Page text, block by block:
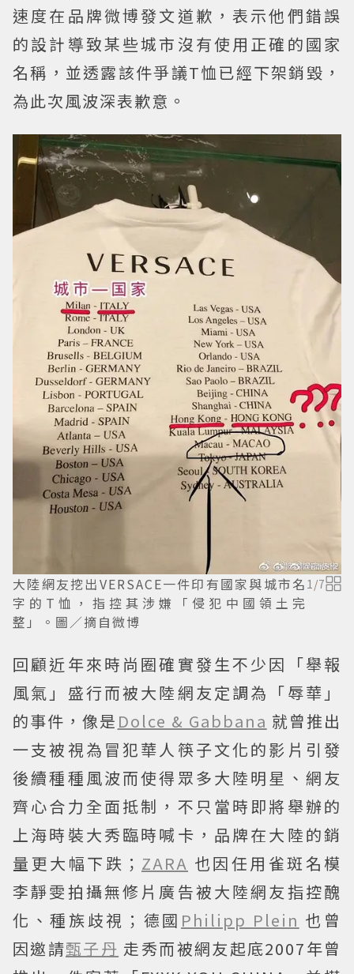
速度在品牌微博發文道歉，表示他們錯誤
的設計導致某些城市沒有使用正確的國家
名稱，並透露該件爭議T恤已經下架銷毀，
為此次風波深表歉意。
大陸網友挖出VERSACE一件印有國家與城市名
字的T恤，指控其涉嫌「侵犯中國領土完
整」。圖／摘自微博
1 /7
回顧近年來時尚圈確實發生不少因「舉報
風氣」盛行而被大陸網友定調為「辱華」
的事件，像是 Dolce & Gabbana 就曾推出
一支被視為冒犯華人筷子文化的影片引發
後續種種風波而使得眾多大陸明星、網友
齊心合力全面抵制，不只當時即將舉辦的
上海時裝大秀臨時喊卡，品牌在大陸的銷
量更大幅下跌； ZARA 也因任用雀斑名模
李靜雯拍攝無修片廣告被大陸網友指控醜
化、種族歧視；德國 Philipp Plein 也曾
因邀請甄子丹 走秀而被網友起底2007年曾